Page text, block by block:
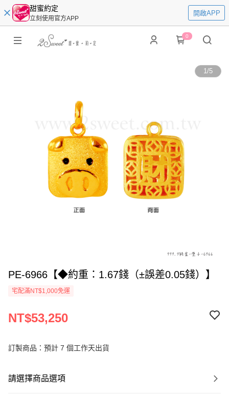
甜蜜約定
立刻使用官方APP
開啟APP
0
1/5
PE-6966【◆約重：1.67錢（±誤差0.05錢）】
宅配滿NT$1,000免運
NT$53,250
訂製商品：預計 7 個工作天出貨
請選擇商品選項